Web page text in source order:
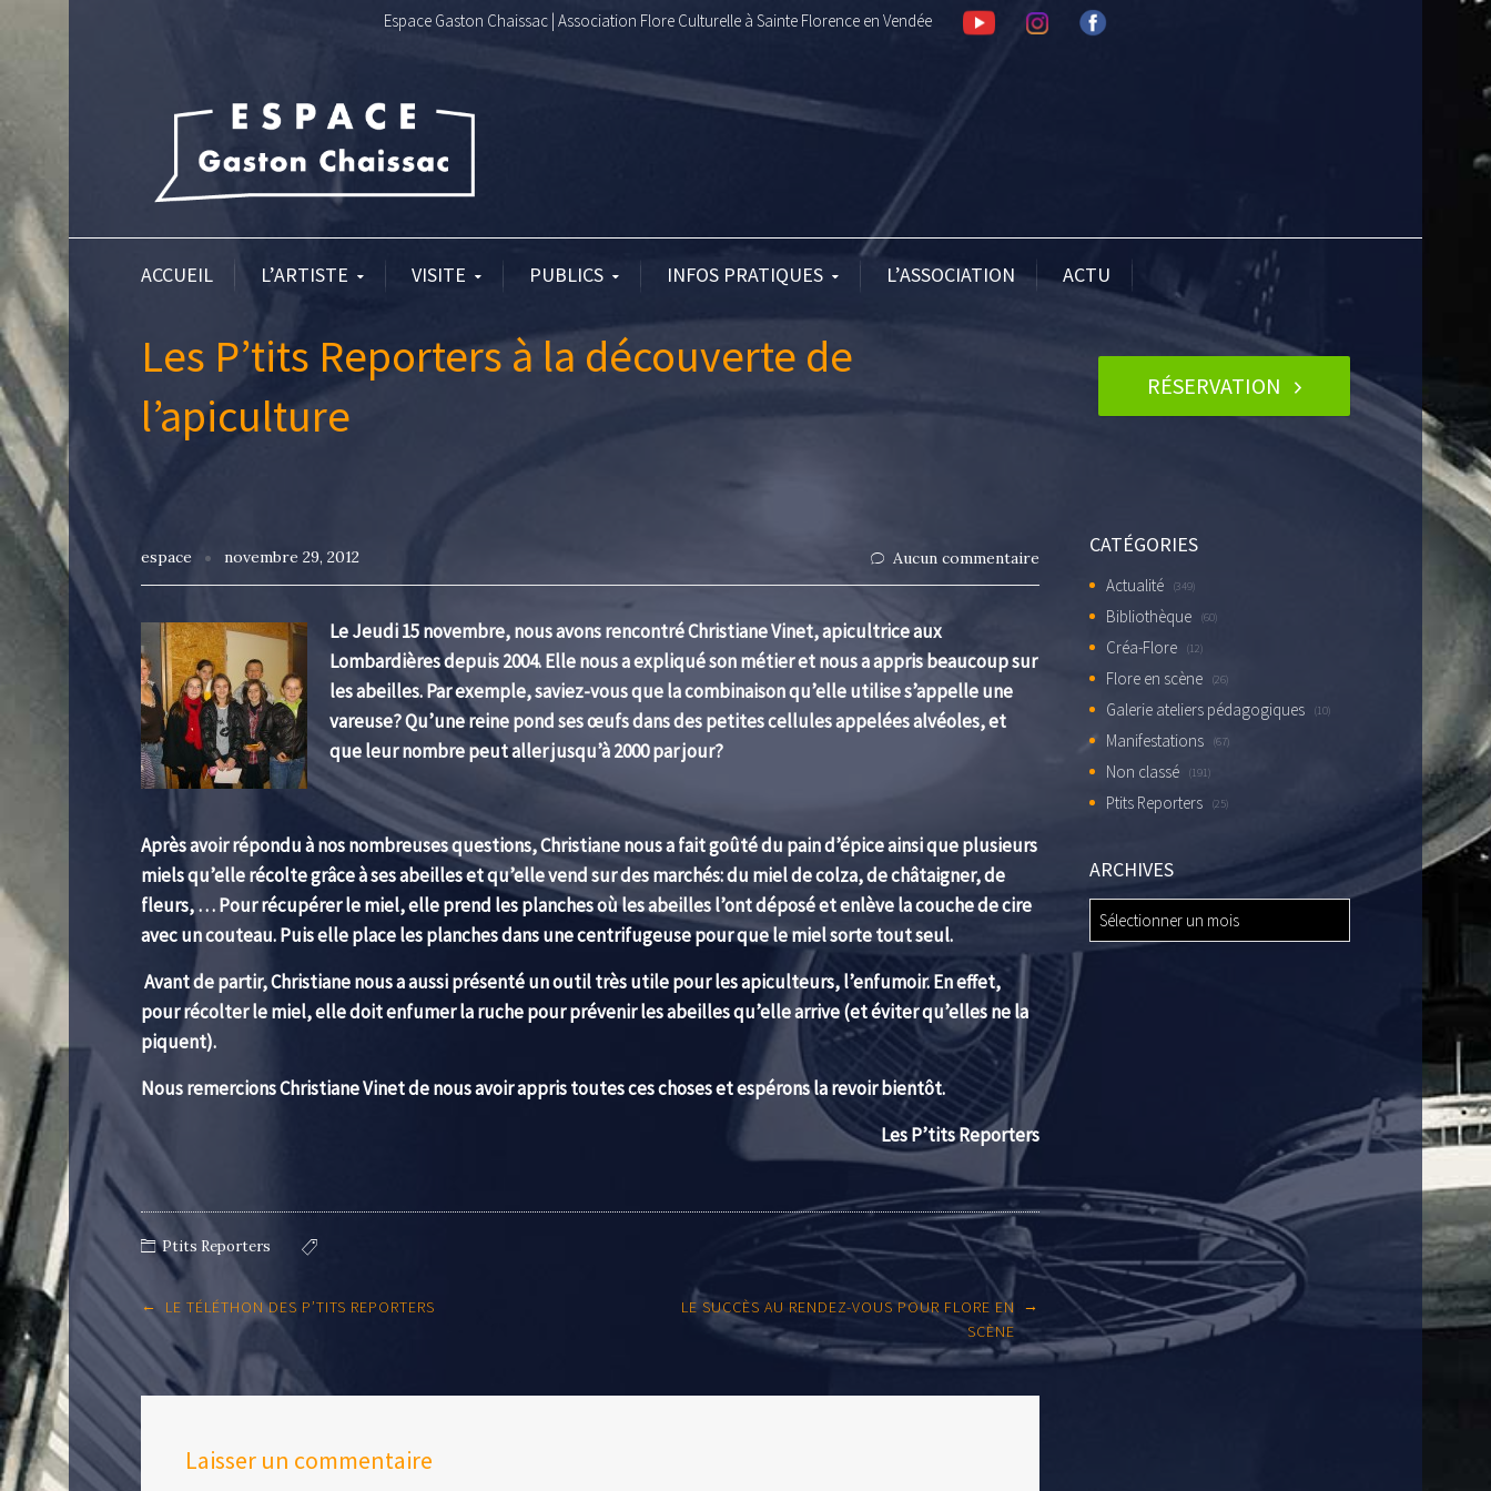
Espace Gaston Chaissac | Association Flore Culturelle à Sainte Florence en Vendée
ACCUEIL L’ARTISTE VISITE PUBLICS INFOS PRATIQUES L’ASSOCIATION ACTU
Les P’tits Reporters à la découverte de
l’apiculture
RÉSERVATION
espace novembre 29, 2012 Aucun commentaire
Le Jeudi 15 novembre, nous avons rencontré Christiane Vinet, apicultrice aux
Lombardières depuis 2004. Elle nous a expliqué son métier et nous a appris beaucoup sur
les abeilles. Par exemple, saviez-vous que la combinaison qu’elle utilise s’appelle une
vareuse? Qu’une reine pond ses œufs dans des petites cellules appelées alvéoles, et
que leur nombre peut aller jusqu’à 2000 par jour?
Après avoir répondu à nos nombreuses questions, Christiane nous a fait goûté du pain d’épice ainsi que plusieurs
miels qu’elle récolte grâce à ses abeilles et qu’elle vend sur des marchés: du miel de colza, de châtaigner, de
fleurs, … Pour récupérer le miel, elle prend les planches où les abeilles l’ont déposé et enlève la couche de cire
avec un couteau. Puis elle place les planches dans une centrifugeuse pour que le miel sorte tout seul.
Avant de partir, Christiane nous a aussi présenté un outil très utile pour les apiculteurs, l’enfumoir. En effet,
pour récolter le miel, elle doit enfumer la ruche pour prévenir les abeilles qu’elle arrive (et éviter qu’elles ne la
piquent).
Nous remercions Christiane Vinet de nous avoir appris toutes ces choses et espérons la revoir bientôt.
Les P’tits Reporters
Ptits Reporters
Post
navigation
← LE TÉLÉTHON DES P’TITS REPORTERS
LE SUCCÈS AU RENDEZ-VOUS POUR FLORE EN
SCÈNE
→
Laisser un commentaire
CATÉGORIES
Actualité (349)
Bibliothèque (60)
Créa-Flore (12)
Flore en scène (26)
Galerie ateliers pédagogiques (10)
Manifestations (67)
Non classé (191)
Ptits Reporters (25)
ARCHIVES
ARCHIVES